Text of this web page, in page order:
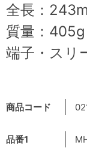
商品コード
品番1
全長：
質量：405g
端子・スリ